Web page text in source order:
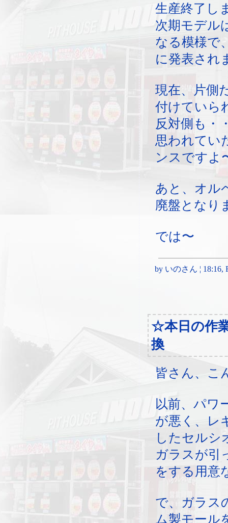
生産終了し
次期モデル
なる模様で
に発表され
現在、片側
付けていら
反対側も・
思われてい
ンスですよ
あと、オル
廃盤となり
では〜
by いのさん ¦ 18:16,
☆本日の作
換
皆さん、こ
以前、パワ
が悪く、レ
したセルシ
ガラスが引
をする用意
で、ガラス
ム製モール